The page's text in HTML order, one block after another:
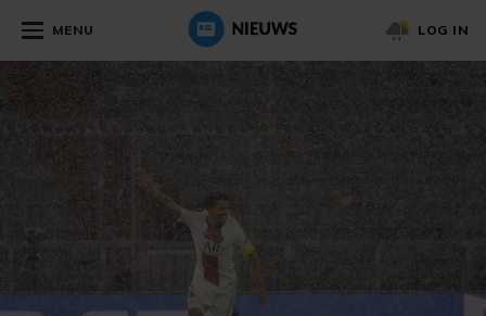
MENU LOG IN